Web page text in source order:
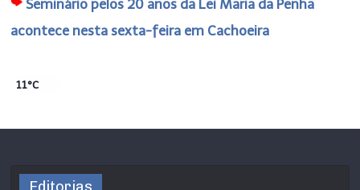
Seminário pelos 20 anos da Lei Maria da Penha
acontece nesta sexta-feira em Cachoeira
11°C